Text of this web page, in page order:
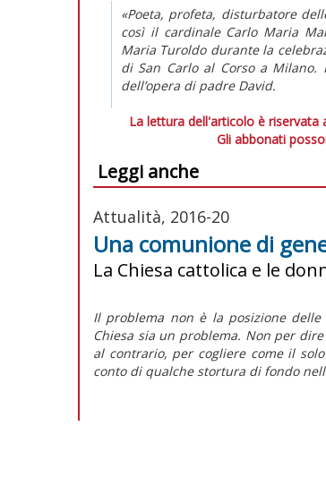
«Poeta, profeta, disturbatore
così il cardinale Carlo Maria
Maria Turoldo durante la
di San Carlo al Corso a
dell’opera di padre David.
La lettura dell'articolo è riservata
Gli abbonati
Leggi anche
Attualità, 2016-20
Una comunione di
La Chiesa cattolica e le
Il problema non è la posizione
Chiesa sia un problema. Non per
al contrario, per cogliere come il
conto di qualche stortura di fondo